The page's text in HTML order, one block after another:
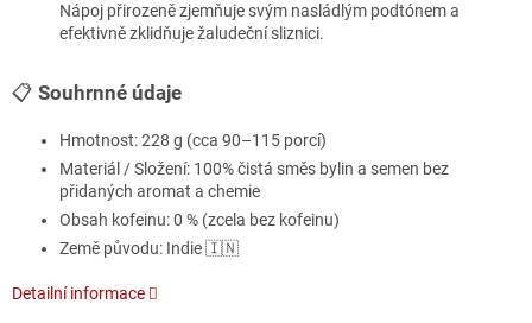
Nápoj přirozeně zjemňuje svým nasládlým podtónem a
efektivně zklidňuje žaludeční sliznici.
📋 Souhrnné údaje
Hmotnost: 228 g (cca 90–115 porcí)
Materiál / Složení: 100% čistá směs bylin a semen bez
přidaných aromat a chemie
Obsah kofeinu: 0 % (zcela bez kofeinu)
Země původu: Indie 🇮🇳
Detailní informace